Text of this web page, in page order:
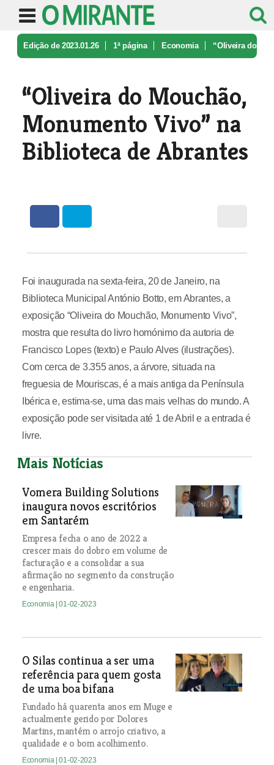
Edição de 2023.01.26 1ª página Economia “Oliveira do
“Oliveira do Mouchão,
Monumento Vivo” na
Biblioteca de Abrantes
Foi inaugurada na sexta-feira, 20 de Janeiro, na
Biblioteca Municipal António Botto, em Abrantes, a
exposição “Oliveira do Mouchão, Monumento Vivo”,
mostra que resulta do livro homónimo da autoria de
Francisco Lopes (texto) e Paulo Alves (ilustrações).
Com cerca de 3.355 anos, a árvore, situada na
freguesia de Mouriscas, é a mais antiga da Península
Ibérica e, estima-se, uma das mais velhas do mundo. A
exposição pode ser visitada até 1 de Abril e a entrada é
livre.
Mais Notícias
Vomera Building Solutions
inaugura novos escritórios
em Santarém
Empresa fecha o ano de 2022 a
crescer mais do dobro em volume de
facturação e a consolidar a sua
afirmação no segmento da construção
e engenharia.
Economia | 01-02-2023
O Silas continua a ser uma
referência para quem gosta
de uma boa bifana
Fundado há quarenta anos em Muge e
actualmente gerido por Dolores
Martins, mantém o arrojo criativo, a
qualidade e o bom acolhimento.
Economia | 01-02-2023